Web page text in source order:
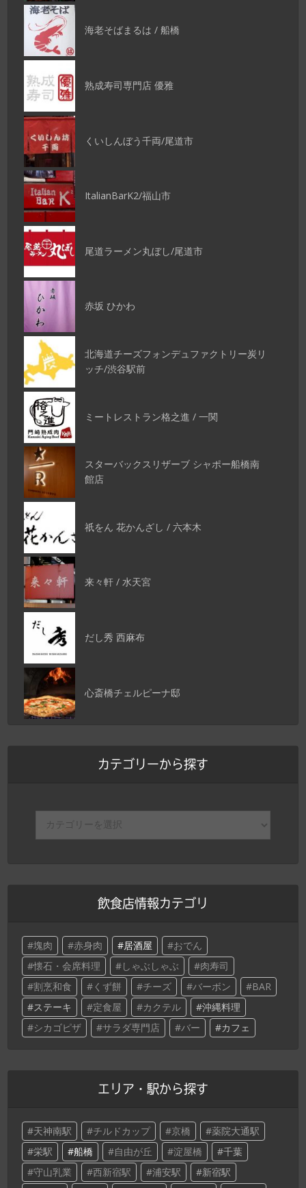
海老そばまるは / 船橋
熟成寿司専門店 優雅
くいしんぼう千両/尾道市
ItalianBarK2/福山市
尾道ラーメン丸ぼし/尾道市
赤坂 ひかわ
北海道チーズフォンデュファクトリー炭リ
ッチ/渋谷駅前
ミートレストラン格之進 / 一関
スターバックスリザーブ シャポー船橋南
館店
祇をん 花かんざし / 六本木
来々軒 / 水天宮
だし秀 西麻布
心斎橋チェルピーナ邸
カテゴリーから探す
飲食店情報カテゴリ
塊肉 赤身肉 居酒屋
おでん
懐石・会席料理
しゃぶしゃぶ
肉寿司
割烹和食
くず餅 チーズ バーボン
BAR
ステーキ
定食屋 カクテル
沖縄料理
シカゴピザ
サラダ専門店 バー カフェ
エリア・駅から探す
天神南駅 チルドカップ 京橋
薬院大通駅
栄駅
船橋 自由が丘 淀屋橋
千葉
守山乳業
西新宿駅 浦安駅
新宿駅